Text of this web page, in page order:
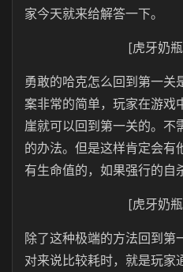
家今天就来给解答一下。
[虎牙奶
勇敢的哈克怎么回到第一关
案非常的简单，玩家在游戏
崖就可以回到第一关的。不
的办法。但是这样肯定会有
有生命值的，如果强行的自
[虎牙奶
除了这种极端的方法回到第
对来说比较耗时，就是玩家